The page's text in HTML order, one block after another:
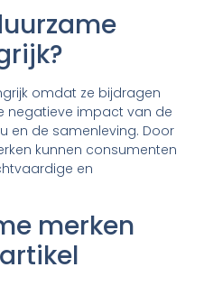
omdat ze bijdragen
negatieve impact van de
en de samenleving. Door
kunnen consumenten
en
merken